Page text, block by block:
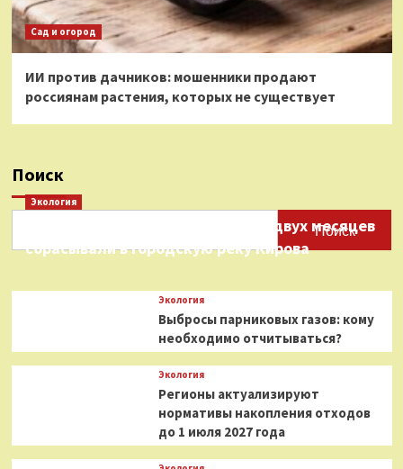
Сад и огород
ИИ против дачников: мошенники продают
россиянам растения, которых не существует
Поиск
Поиск
Экология
Нефтепродукты на протяжении двух месяцев
сбрасывали в городскую реку Кирова
Экология
Выбросы парниковых газов: кому
необходимо отчитываться?
Экология
Регионы актуализируют
нормативы накопления отходов
до 1 июля 2027 года